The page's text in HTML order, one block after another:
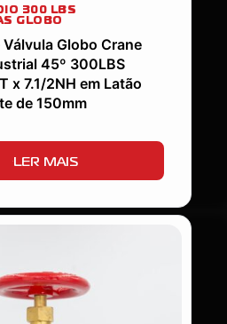
300 LBS
GLOBO
Válvula Globo Crane
45º 300LBS
x 7.1/2NH em Latão
de 150mm
LER MAIS